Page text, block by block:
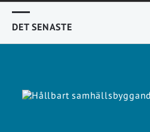
DET SENASTE